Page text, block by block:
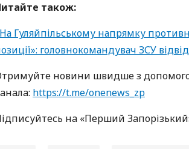
також:
Гуляйпільському напрямку
головнокомандувач ЗСУ
нoвини швидше з
https://t.me/onenews_zp
нa «Перший